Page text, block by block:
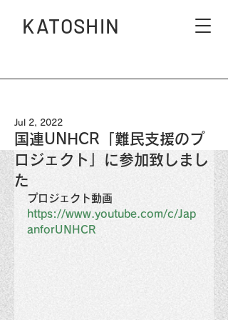
KATOSHIN
国連UNHCR「難民支援のプ
ロジェクト」に参加致しまし
た
Jul 2, 2022
プロジェクト動画
https://www.youtube.com/c/Jap
anforUNHCR